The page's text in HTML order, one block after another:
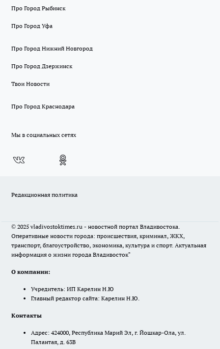
Про Город Рыбинск
Про Город Уфа
Про Город Нижний Новгород
Про Город Дзержинск
Твои Новости
Про Город Краснодара
Мы в социальных сетях
Редакционная политика
© 2025 vladivostoktimes.ru - новостной портал Владивостока.
Оперативные новости города: происшествия, криминал, ЖКХ,
транспорт, благоустройство, экономика, культура и спорт. Актуальная
информация о жизни города Владивосток"
О компании:
Учредитель: ИП Карелин Н.Ю
Главный редактор сайта: Карелин Н.Ю.
Контакты
Адрес: 424000, Республика Марий Эл, г. Йошкар-Ола, ул.
Палантая, д. 63В